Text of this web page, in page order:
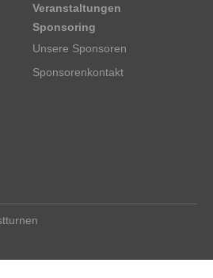
Veranstaltungen
Sponsoring
Unsere Sponsoren
Sponsorenkontakt